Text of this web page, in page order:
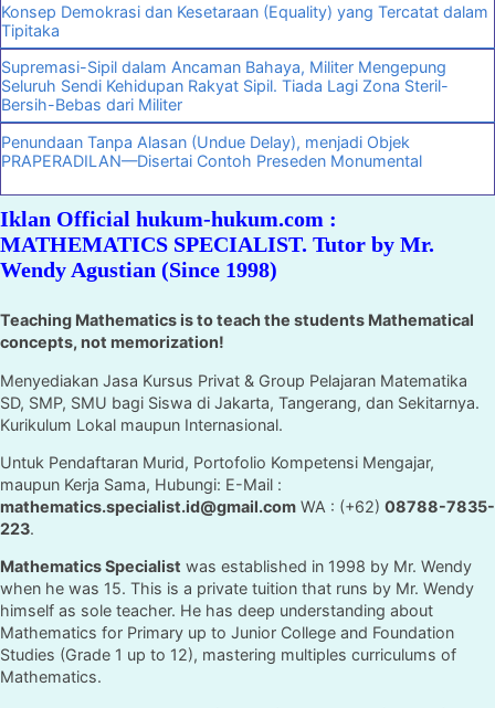
Konsep Demokrasi dan Kesetaraan (Equality) yang Tercatat dalam
Tipitaka
Supremasi-Sipil dalam Ancaman Bahaya, Militer Mengepung
Seluruh Sendi Kehidupan Rakyat Sipil. Tiada Lagi Zona Steril-
Bersih-Bebas dari Militer
Penundaan Tanpa Alasan (Undue Delay), menjadi Objek
PRAPERADILAN—Disertai Contoh Preseden Monumental
Iklan Official hukum-hukum.com :
MATHEMATICS SPECIALIST. Tutor by Mr.
Wendy Agustian (Since 1998)
Teaching Mathematics is to teach the students Mathematical
concepts, not memorization!
Menyediakan Jasa Kursus Privat & Group Pelajaran Matematika
SD, SMP, SMU bagi Siswa di Jakarta, Tangerang, dan Sekitarnya.
Kurikulum Lokal maupun Internasional.
Untuk Pendaftaran Murid, Portofolio Kompetensi Mengajar,
maupun Kerja Sama, Hubungi: E-Mail :
mathematics.specialist.id@gmail.com WA : (+62) 08788-7835-
223.
Mathematics Specialist was established in 1998 by Mr. Wendy
when he was 15. This is a private tuition that runs by Mr. Wendy
himself as sole teacher. He has deep understanding about
Mathematics for Primary up to Junior College and Foundation
Studies (Grade 1 up to 12), mastering multiples curriculums of
Mathematics.